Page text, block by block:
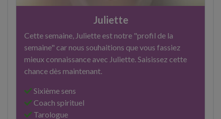
Juliette
Cette semaine, Juliette est notre "profil de la
semaine" car nous souhaitions que vous fassiez
mieux connaissance avec Juliette. Saisissez cette
chance dès maintenant.
Sixième sens
Coach spirituel
Tarologue